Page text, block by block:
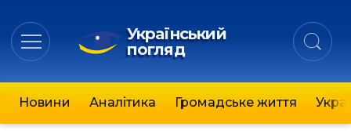
Український
погляд
Новини Аналітика Громадське життя